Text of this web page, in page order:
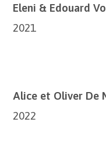
Eleni & Edouard
Alice et Oliver De